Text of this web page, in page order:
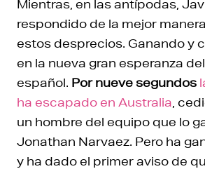
Mientras, en las antípodas,
respondido de la mejor
estos desprecios. Ganando y
en la nueva gran esperanza
español. Por nueve segundos
ha escapado en Australia ,
un hombre del equipo que lo
Jonathan Narvaez. Pero ha
y ha dado el primer aviso de